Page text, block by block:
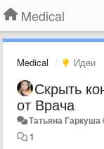
Medical
Medical Идеи
Скрыть
от Врача
Татьяна Гаркуша
1